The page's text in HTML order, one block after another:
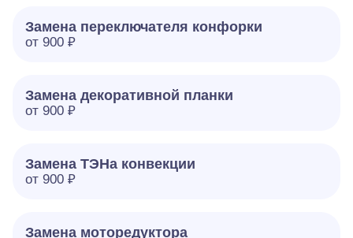
Замена переключателя конфорки
от 900 ₽
Замена декоративной планки
от 900 ₽
Замена ТЭНа конвекции
от 900 ₽
Замена моторедуктора